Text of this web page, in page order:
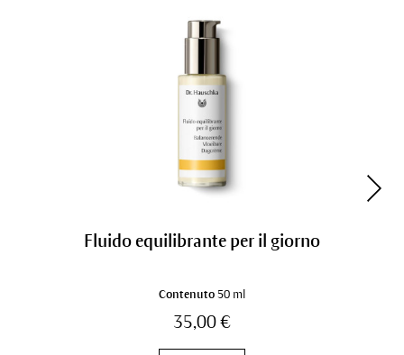
Fluido equilibrante per il giorno
Contenuto 50 ml
35,00 €